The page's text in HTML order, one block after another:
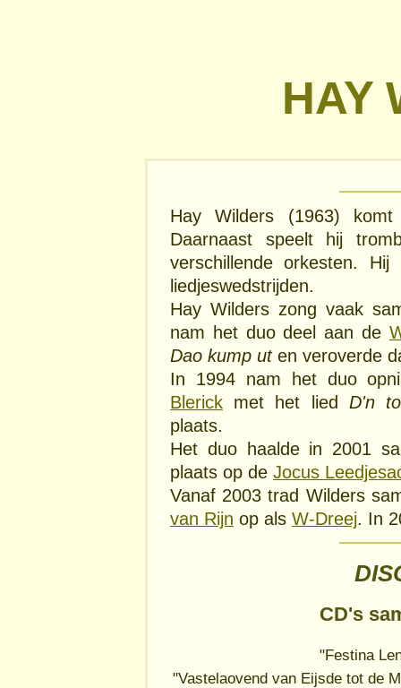
HAY
Hay Wilders (1963)
Daarnaast speelt hij
verschillende orkesten.
liedjeswedstrijden.
Hay Wilders zong vaak
nam het duo deel aan de
Dao kump uten veroverde
In 1994 nam het duo
Blerick met het lied D'n
plaats.
Het duo haalde in 2001
plaats op de Jocus
Vanaf 2003 trad Wilders
van Rijn op als W-Dreej. In
CD's
"Festina
"Vastelaovend van Eijsde tot de